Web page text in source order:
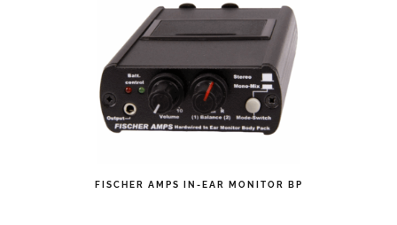
FISCHER AMPS IN-EAR MONITOR BP